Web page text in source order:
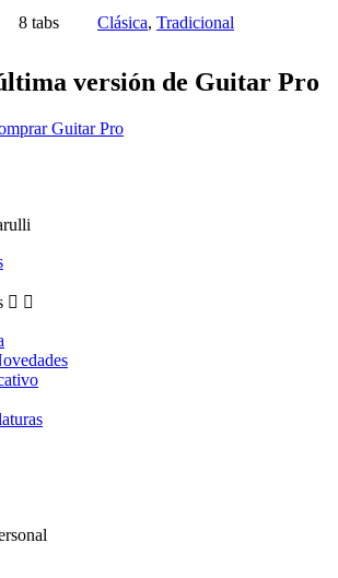
8 tabs Clásica, Tradicional
versión de Guitar Pro
Guitar Pro
 